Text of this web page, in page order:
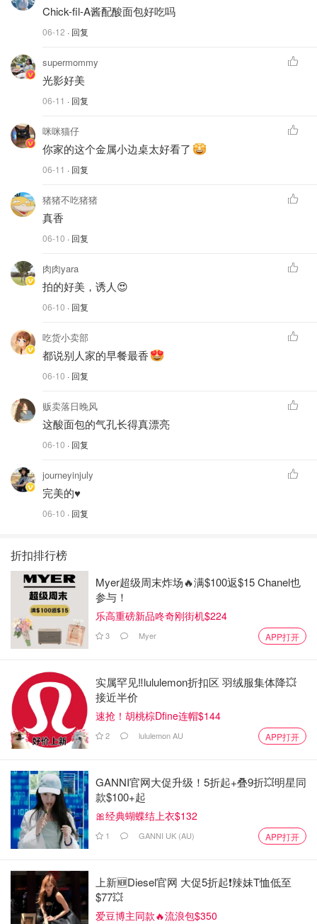
Chick-fil-A酱配酸面包好吃吗
06-12 · 回复
supermommy
光影好美
06-11 · 回复
咪咪猫仔
你家的这个金属小边桌太好看了
06-11 · 回复
猪猪不吃猪猪
真香
06-10 · 回复
肉肉yara
拍的好美，诱人😍
06-10 · 回复
吃货小卖部
都说别人家的早餐最香
06-10 · 回复
贩卖落日晚风
这酸面包的气孔长得真漂亮
06-10 · 回复
journeyinjuly
完美的♥️
06-10 · 回复
折扣排行榜
Myer超级周末炸场🔥满$100返$15 Chanel也
参与！
乐高重磅新品咚奇刚街机$224
3 Myer APP打开
实属罕见‼️lululemon折扣区 羽绒服集体降💥
接近半价
速抢！胡桃棕Dfine连帽$144
2 lululemon AU APP打开
GANNI官网大促升级！5折起+叠9折💥明星同
款$100+起
🎀经典蝴蝶结上衣$132
1 GANNI UK (AU) APP打开
上新🆕Diesel官网 大促5折起❗️辣妹T恤低至
$77💥
爱豆博主同款🔥流浪包$350